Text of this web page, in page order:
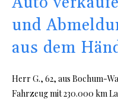
und
aus dem
Herr G., 62, aus Bochum-
Fahrzeug mit 230.000 km